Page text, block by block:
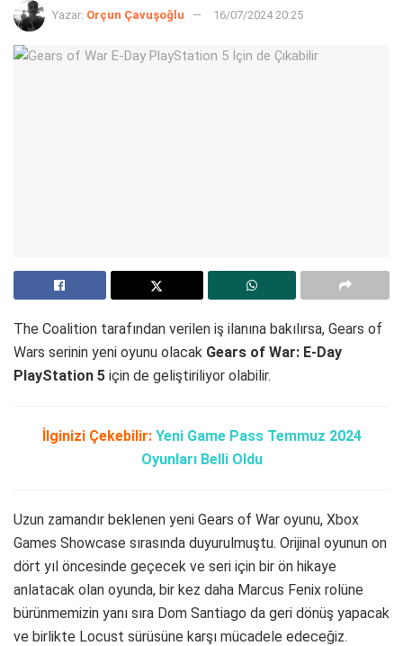
Yazar: Orçun Çavuşoğlu 16/07/2024 20:25
The Coalition tarafından verilen iş ilanına bakılırsa, Gears of
Wars serinin yeni oyunu olacak Gears of War: E-Day
PlayStation 5 için de geliştiriliyor olabilir.
İlginizi Çekebilir: Yeni Game Pass Temmuz 2024
Oyunları Belli Oldu
Uzun zamandır beklenen yeni Gears of War oyunu, Xbox
Games Showcase sırasında duyurulmuştu. Orijinal oyunun on
dört yıl öncesinde geçecek ve seri için bir ön hikaye
anlatacak olan oyunda, bir kez daha Marcus Fenix rolüne
bürünmemizin yanı sıra Dom Santiago da geri dönüş yapacak
ve birlikte Locust sürüsüne karşı mücadele edeceğiz.